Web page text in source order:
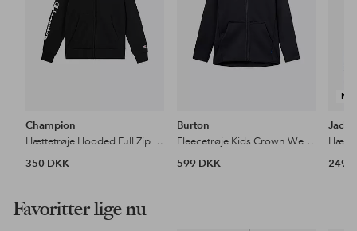
Champion
Hættetrøje Hooded Full Zip Sweatshirt
350 DKK
Burton
Fleecetrøje Kids Crown Weatherproof Full-zip
599 DKK
Jack
249
Favoritter lige nu